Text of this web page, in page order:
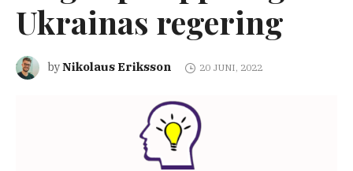
Ukrainas regering
byNikolaus Eriksson 20 JUNI, 2022